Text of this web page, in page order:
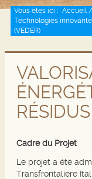
Vous êtes ici : Accueil /
Technologies
(VEDER)
Cadre du Projet
Le projet a été
Transfrontalière